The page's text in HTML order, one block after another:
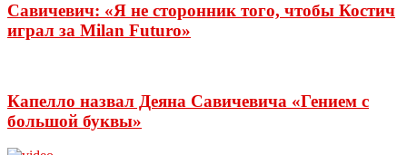
Савичевич: «Я не сторонник того, чтобы Костич
играл за Milan Futuro»
Капелло назвал Деяна Савичевича «Гением с
большой буквы»